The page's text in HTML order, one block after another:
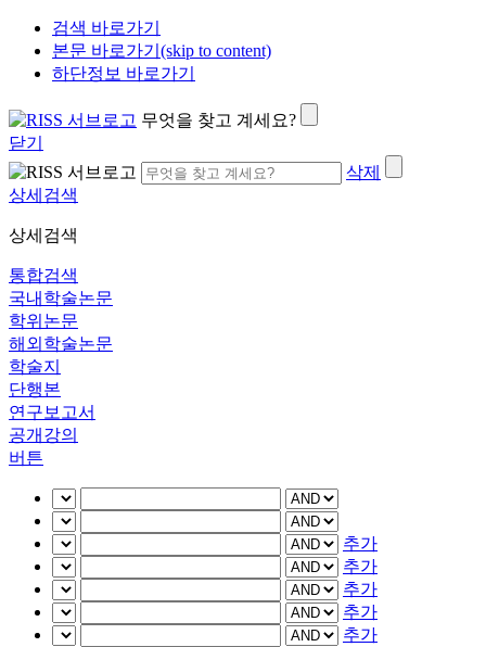
검색 바로가기
본문 바로가기(skip to content)
하단정보 바로가기
무엇을 찾고 계세요?
닫기
삭제
상세검색
상세검색
통합검색
국내학술논문
학위논문
해외학술논문
학술지
단행본
연구보고서
공개강의
버튼
추가
추가
추가
추가
추가